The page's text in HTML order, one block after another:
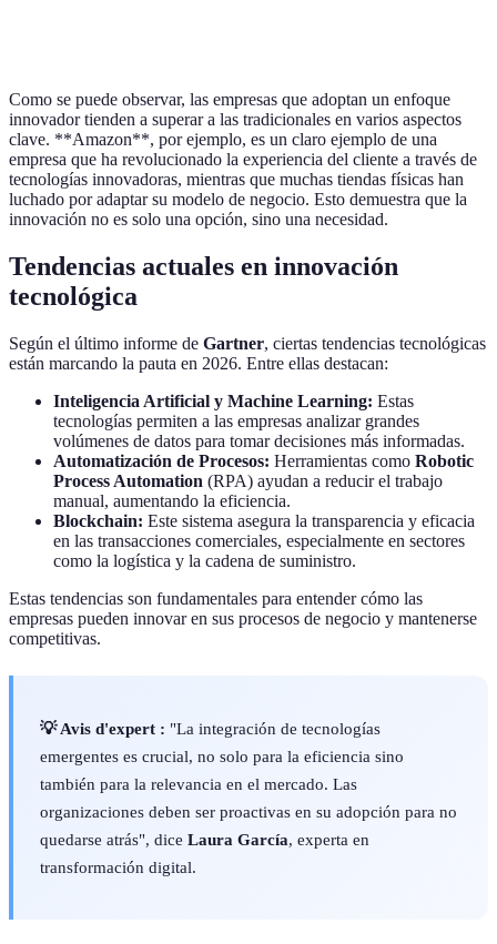
Como se puede observar, las empresas que adoptan un enfoque
innovador tienden a superar a las tradicionales en varios aspectos
clave. **Amazon**, por ejemplo, es un claro ejemplo de una
empresa que ha revolucionado la experiencia del cliente a través de
tecnologías innovadoras, mientras que muchas tiendas físicas han
luchado por adaptar su modelo de negocio. Esto demuestra que la
innovación no es solo una opción, sino una necesidad.
Tendencias actuales en innovación
tecnológica
Según el último informe de Gartner, ciertas tendencias tecnológicas
están marcando la pauta en 2026. Entre ellas destacan:
Inteligencia Artificial y Machine Learning: Estas
tecnologías permiten a las empresas analizar grandes
volúmenes de datos para tomar decisiones más informadas.
Automatización de Procesos: Herramientas como Robotic
Process Automation (RPA) ayudan a reducir el trabajo
manual, aumentando la eficiencia.
Blockchain: Este sistema asegura la transparencia y eficacia
en las transacciones comerciales, especialmente en sectores
como la logística y la cadena de suministro.
Estas tendencias son fundamentales para entender cómo las
empresas pueden innovar en sus procesos de negocio y mantenerse
competitivas.
💡 Avis d'expert : "La integración de tecnologías
emergentes es crucial, no solo para la eficiencia sino
también para la relevancia en el mercado. Las
organizaciones deben ser proactivas en su adopción para no
quedarse atrás", dice Laura García, experta en
transformación digital.